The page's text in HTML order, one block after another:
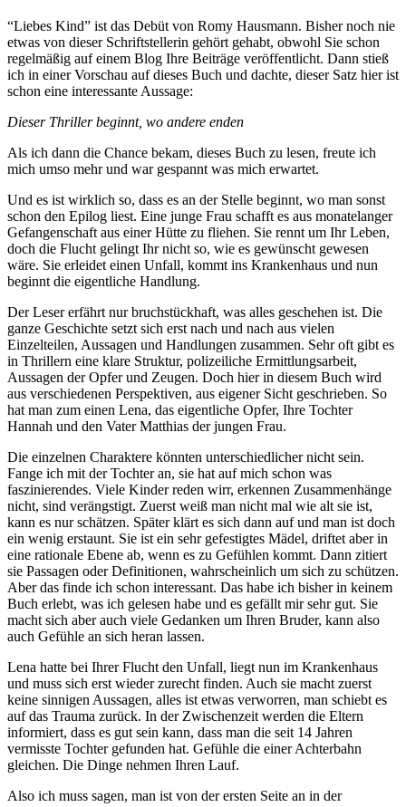
“Liebes Kind” ist das Debüt von Romy Hausmann. Bisher noch nie
etwas von dieser Schriftstellerin gehört gehabt, obwohl Sie schon
regelmäßig auf einem Blog Ihre Beiträge veröffentlicht. Dann stieß
ich in einer Vorschau auf dieses Buch und dachte, dieser Satz hier ist
schon eine interessante Aussage:
Dieser Thriller beginnt, wo andere enden
Als ich dann die Chance bekam, dieses Buch zu lesen, freute ich
mich umso mehr und war gespannt was mich erwartet.
Und es ist wirklich so, dass es an der Stelle beginnt, wo man sonst
schon den Epilog liest. Eine junge Frau schafft es aus monatelanger
Gefangenschaft aus einer Hütte zu fliehen. Sie rennt um Ihr Leben,
doch die Flucht gelingt Ihr nicht so, wie es gewünscht gewesen
wäre. Sie erleidet einen Unfall, kommt ins Krankenhaus und nun
beginnt die eigentliche Handlung.
Der Leser erfährt nur bruchstückhaft, was alles geschehen ist. Die
ganze Geschichte setzt sich erst nach und nach aus vielen
Einzelteilen, Aussagen und Handlungen zusammen. Sehr oft gibt es
in Thrillern eine klare Struktur, polizeiliche Ermittlungsarbeit,
Aussagen der Opfer und Zeugen. Doch hier in diesem Buch wird
aus verschiedenen Perspektiven, aus eigener Sicht geschrieben. So
hat man zum einen Lena, das eigentliche Opfer, Ihre Tochter
Hannah und den Vater Matthias der jungen Frau.
Die einzelnen Charaktere könnten unterschiedlicher nicht sein.
Fange ich mit der Tochter an, sie hat auf mich schon was
faszinierendes. Viele Kinder reden wirr, erkennen Zusammenhänge
nicht, sind verängstigt. Zuerst weiß man nicht mal wie alt sie ist,
kann es nur schätzen. Später klärt es sich dann auf und man ist doch
ein wenig erstaunt. Sie ist ein sehr gefestigtes Mädel, driftet aber in
eine rationale Ebene ab, wenn es zu Gefühlen kommt. Dann zitiert
sie Passagen oder Definitionen, wahrscheinlich um sich zu schützen.
Aber das finde ich schon interessant. Das habe ich bisher in keinem
Buch erlebt, was ich gelesen habe und es gefällt mir sehr gut. Sie
macht sich aber auch viele Gedanken um Ihren Bruder, kann also
auch Gefühle an sich heran lassen.
Lena hatte bei Ihrer Flucht den Unfall, liegt nun im Krankenhaus
und muss sich erst wieder zurecht finden. Auch sie macht zuerst
keine sinnigen Aussagen, alles ist etwas verworren, man schiebt es
auf das Trauma zurück. In der Zwischenzeit werden die Eltern
informiert, dass es gut sein kann, dass man die seit 14 Jahren
vermisste Tochter gefunden hat. Gefühle die einer Achterbahn
gleichen. Die Dinge nehmen Ihren Lauf.
Also ich muss sagen, man ist von der ersten Seite an in der